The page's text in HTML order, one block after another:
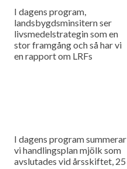
I dagens program,
landsbygdsminsitern ser
livsmedelstrategin som en
stor framgång och så har vi
en rapport om LRFs
I dagens program summerar
vi handlingsplan mjölk som
avslutades vid årsskiftet, 25